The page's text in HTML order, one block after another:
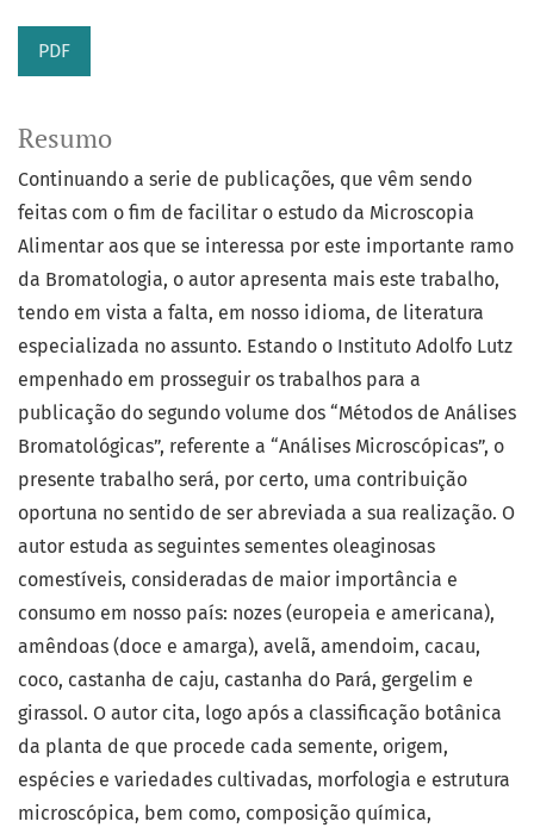
PDF
Resumo
Continuando a serie de publicações, que vêm sendo
feitas com o fim de facilitar o estudo da Microscopia
Alimentar aos que se interessa por este importante ramo
da Bromatologia, o autor apresenta mais este trabalho,
tendo em vista a falta, em nosso idioma, de literatura
especializada no assunto. Estando o Instituto Adolfo Lutz
empenhado em prosseguir os trabalhos para a
publicação do segundo volume dos “Métodos de Análises
Bromatológicas”, referente a “Análises Microscópicas”, o
presente trabalho será, por certo, uma contribuição
oportuna no sentido de ser abreviada a sua realização. O
autor estuda as seguintes sementes oleaginosas
comestíveis, consideradas de maior importância e
consumo em nosso país: nozes (europeia e americana),
amêndoas (doce e amarga), avelã, amendoim, cacau,
coco, castanha de caju, castanha do Pará, gergelim e
girassol. O autor cita, logo após a classificação botânica
da planta de que procede cada semente, origem,
espécies e variedades cultivadas, morfologia e estrutura
microscópica, bem como, composição química,